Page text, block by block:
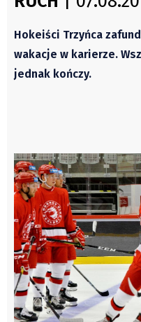
Czechy
Świat
Kongres Polaków
Placówki
English Voice
Kultura
Recenzje
Pop Art
Wydarzenia
Nasze biblioteki
Publicystyka
Zdaniem...
Hokeiści Trzyńca
wakacje w karierze.
jednak kończy.